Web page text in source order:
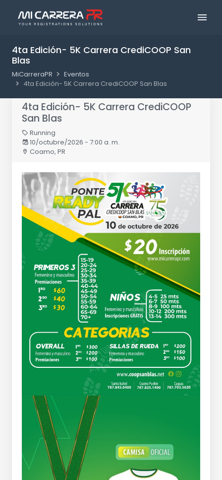
4ta Edición- 5K Carrera CrediCOOP San
Blas
MiCarreraPR
Eventos
4ta Edición- 5K Carrera CrediCOOP San Blas
4ta Edición- 5K Carrera CrediCOOP
San Blas
Running
10/octubre/2026 - 7:00 a. m.
Coamo, PR